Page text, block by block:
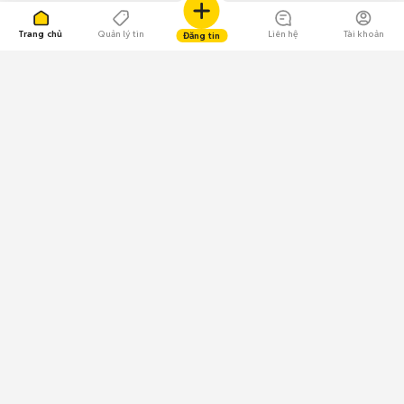
Trang chủ Quản lý tin Đăng tin Liên hệ Tài khoản